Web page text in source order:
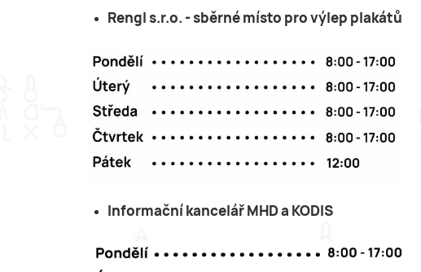
Rengl s.r.o. - sběrné místo pro výlep plakátů
Informační kancelář MHD a KODIS